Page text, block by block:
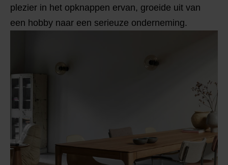
plezier in het opknappen ervan, groeide uit van
een hobby naar een serieuze onderneming.